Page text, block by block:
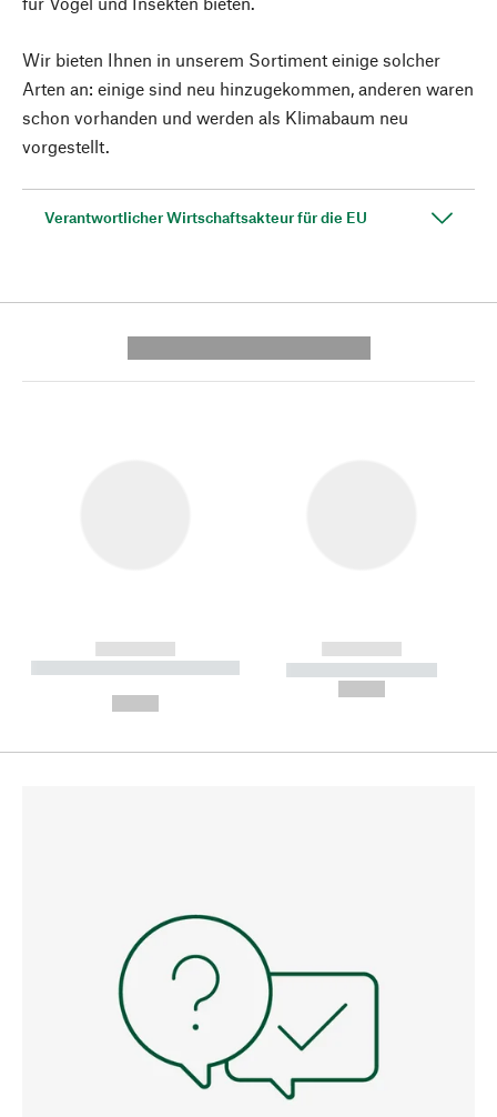
Wir bieten Ihnen in unserem Sortiment einige solcher
Arten an: einige sind neu hinzugekommen, anderen waren
schon vorhanden und werden als Klimabaum neu
vorgestellt.
Verantwortlicher Wirtschaftsakteur für die EU
------------
----------- ----------- --------
------------
----------- -----------